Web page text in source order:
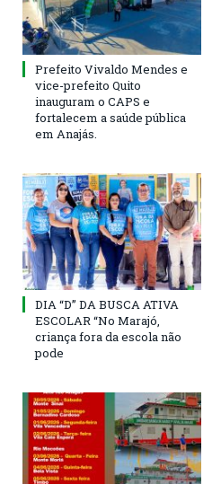
Prefeito Vivaldo Mendes e
vice-prefeito Quito
inauguram o CAPS e
fortalecem a saúde pública
em Anajás.
DIA “D” DA BUSCA ATIVA
ESCOLAR “No Marajó,
criança fora da escola não
pode